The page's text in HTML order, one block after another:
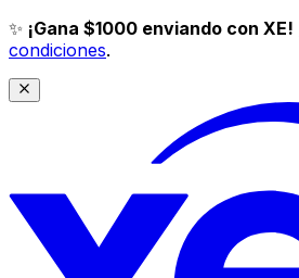
✨ ¡Gana $1000 enviando con XE!
condiciones.